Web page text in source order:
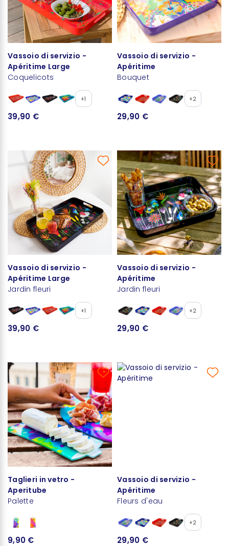
Vassoio di servizio -
Apéritime Large
Coquelicots
+1
39,90 €
Vassoio di servizio -
Apéritime
Bouquet
+2
29,90 €
Vassoio di servizio -
Apéritime Large
Jardin fleuri
+1
39,90 €
Vassoio di servizio -
Apéritime
Jardin fleuri
+2
29,90 €
Taglieri in vetro -
Aperitube
Palette
9,90 €
Vassoio di servizio -
Apéritime
Fleurs d'eau
+2
29,90 €